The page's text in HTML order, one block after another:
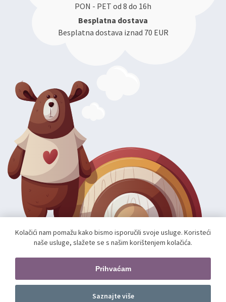
Dodajte u košaricu
PON - PET od 8 do 16h
Besplatna dostava
Besplatna dostava iznad 70 EUR
Pratite nas
Kolačići nam pomažu kako bismo isporučili svoje usluge. Koristeći
naše usluge, slažete se s našim korištenjem kolačića.
Prihvaćam
Saznajte više